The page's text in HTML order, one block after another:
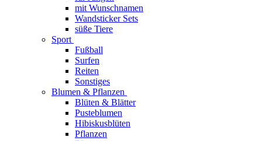
mit Wunschnamen
Wandsticker Sets
süße Tiere
Sport
Fußball
Surfen
Reiten
Sonstiges
Blumen & Pflanzen
Blüten & Blätter
Pusteblumen
Hibiskusblüten
Pflanzen